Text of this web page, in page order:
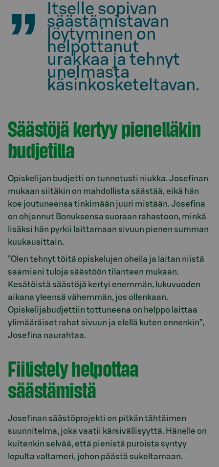
Itselle sopivan
säästämistavan
löytyminen on
helpottanut
urakkaa ja tehnyt
unelmasta
käsinkosketeltavan.
Säästöjä kertyy pienelläkin
budjetilla
Opiskelijan budjetti on tunnetusti niukka. Josefinan
mukaan siitäkin on mahdollista säästää, eikä hän
koe joutuneensa tinkimään juuri mistään. Josefina
on ohjannut Bonuksensa suoraan rahastoon, minkä
lisäksi hän pyrkii laittamaan sivuun pienen summan
kuukausittain.
”Olen tehnyt töitä opiskelujen ohella ja laitan niistä
saamiani tuloja säästöön tilanteen mukaan.
Kesätöistä säästöjä kertyi enemmän, lukuvuoden
aikana yleensä vähemmän, jos ollenkaan.
Opiskelijabudjettiin tottuneena on helppo laittaa
ylimääräiset rahat sivuun ja elellä kuten ennenkin”,
Josefina naurahtaa.
Fiilistely helpottaa
säästämistä
Josefinan säästöprojekti on pitkän tähtäimen
suunnitelma, joka vaatii kärsivällisyyttä. Hänelle on
kuitenkin selvää, että pienistä puroista syntyy
lopulta valtameri, johon päästä sukeltamaan.